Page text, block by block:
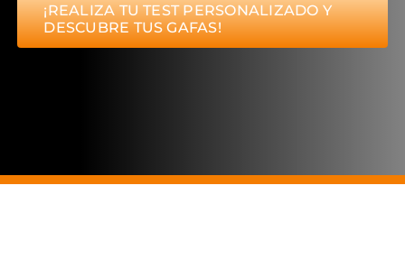
¡REALIZA TU TEST PERSONALIZADO Y
DESCUBRE TUS GAFAS!